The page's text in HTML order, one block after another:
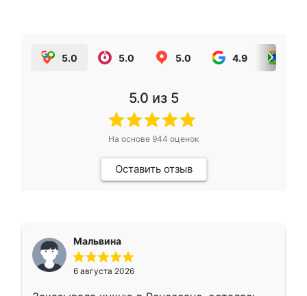
5.0 5.0 5.0 4.9
5.0 из 5
На основе 944 оценок
Оставить отзыв
Мальвина
6 августа 2026